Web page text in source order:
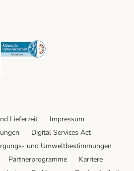
Security Security
Lieferzeit
Impressum
Digital Services Act
und Umweltbestimmungen
Partnerprogramme
Karriere